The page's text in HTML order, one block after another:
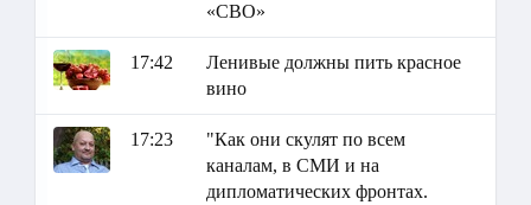
«СВО»
17:42
Ленивые должны пить красное
вино
17:23
"Как они скулят по всем
каналам, в СМИ и на
дипломатических фронтах.